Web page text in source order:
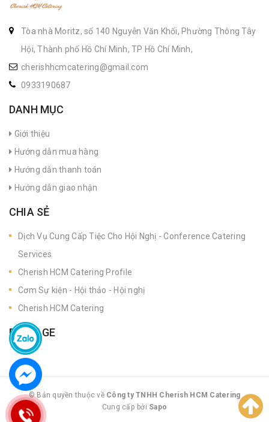
Tòa nhà Moritz, số 140 Nguyễn Văn Khối, Phường Thông Tây
Hội, Thành phố Hồ Chí Minh, TP Hồ Chí Minh,
cherishhcmcatering@gmail.com
0933190687
DANH MỤC
Giới thiệu
Hướng dẫn mua hàng
Hướng dẫn thanh toán
Hướng dẫn giao nhận
CHIA SẺ
Dịch Vụ Cung Cấp Tiệc Cho Hội Nghị - Conference Catering
Services
Cherish HCM Catering Profile
Cơm Sự kiện - Hội thảo - Hội nghị
Cherish HCM Catering
FANPAGE
© Bản quyền thuộc về Công ty TNHH Cherish HCM Catering
|
Cung cấp bởi Sapo